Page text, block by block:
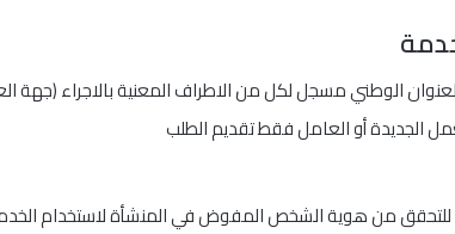
الوطني مسجل لكل من الاطراف المعنية بالاجراء (جهة
الجديدة أو العامل فقط تقديم الطلب
للتحقق من هوية الشخص المفوض في المنشأة لاستخدام